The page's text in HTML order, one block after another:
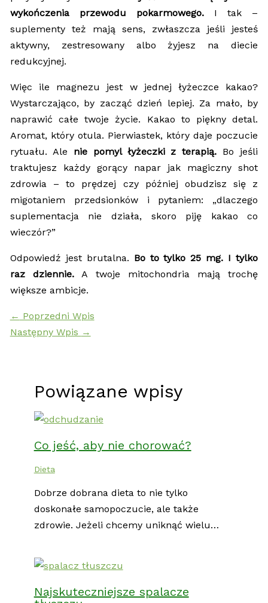
wykończenia przewodu pokarmowego.I tak –
suplementy też mają sens, zwłaszcza jeśli jesteś
aktywny, zestresowany albo żyjesz na diecie
redukcyjnej.
Więc ile magnezu jest w jednej łyżeczce kakao?
Wystarczająco, by zacząć dzień lepiej. Za mało, by
naprawić całe twoje życie. Kakao to piękny detal.
Aromat, który otula. Pierwiastek, który daje poczucie
rytuału. Ale nie pomyl łyżeczki z terapią. Bo jeśli
traktujesz każdy gorący napar jak magiczny shot
zdrowia – to prędzej czy później obudzisz się z
migotaniem przedsionków i pytaniem: „dlaczego
suplementacja nie działa, skoro piję kakao co
wieczór?”
Odpowiedź jest brutalna. Bo to tylko 25 mg. I tylko
raz dziennie.A twoje mitochondria mają trochę
większe ambicje.
← Poprzedni Wpis
Następny Wpis →
Powiązane wpisy
Co jeść, aby nie chorować?
Dieta
Dobrze dobrana dieta to nie tylko
doskonałe samopoczucie, ale także
zdrowie. Jeżeli chcemy uniknąć wielu…
Najskuteczniejsze spalacze